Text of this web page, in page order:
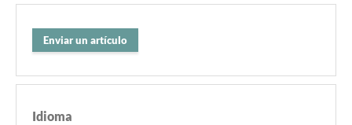
Enviar un artículo
Idioma